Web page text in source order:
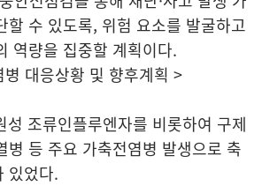
할 수 있도록, 위험 요소를 발굴하고
역량을 집중할 계획이다.
대응상황 및 향후계획 >
조류인플루엔자를 비롯하여 구제
병 등 주요 가축전염병 발생으로 축
있었다.